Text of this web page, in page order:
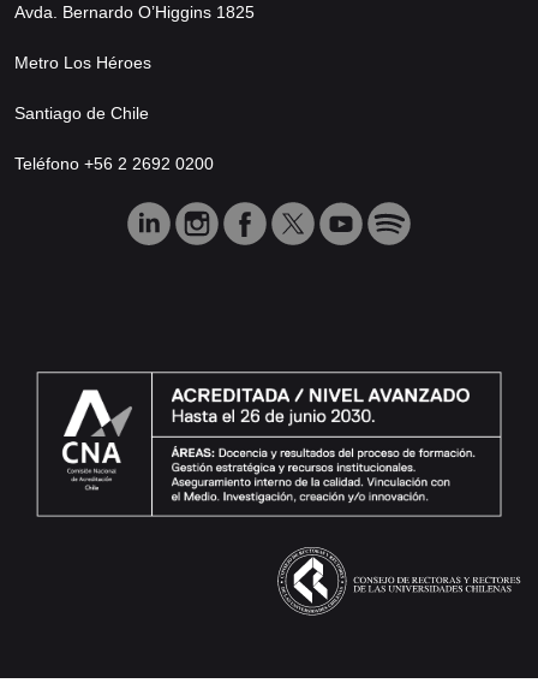
Avda. Bernardo O’Higgins 1825
Metro Los Héroes
Santiago de Chile
Teléfono +56 2 2692 0200